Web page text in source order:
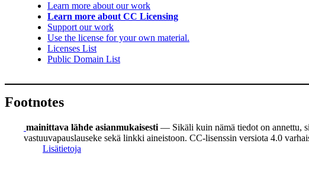
Learn more about our work
Learn more about CC Licensing
Support our work
Use the license for your own material.
Licenses List
Public Domain List
Footnotes
mainittava lähde asianmukaisesti — Sikäli kuin nämä tiedot on annettu,
vastuuvapauslauseke sekä linkki aineistoon. CC-lisenssin versiota 4.0
Lisätietoja